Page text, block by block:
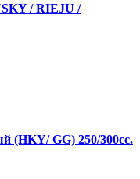
/ RIEJU /
(HKY/ GG) 250/300cc.